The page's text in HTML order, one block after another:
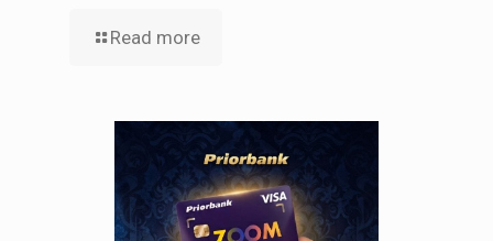
Read more